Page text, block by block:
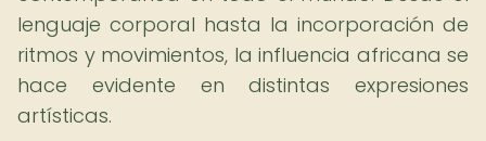
lenguaje corporal hasta la incorporación de
ritmos y movimientos, la influencia africana se
hace evidente en distintas expresiones
artísticas.